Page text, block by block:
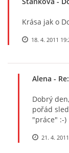
Krása jak o
18. 4. 2011
Alena -
Dobrý
pořád
"práce" :-)
21. 4.